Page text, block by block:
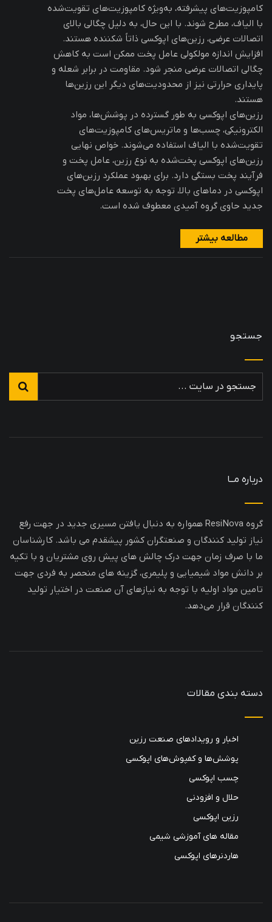
کامپوزیت‌های پیشرفته، به‌ویژه کامپوزیت‌های تقویت‌شده
با الیاف، مطرح شوند. با این حال، به دلیل چگالی بالای
اتصالات عرضی، رزین‌های اپوکسی ذاتاً شکننده هستند.
افزایش اندازه مولکولی عامل پخت ممکن است به کاهش
چگالی اتصالات عرضی منجر شود. مقاومت در برابر شعله و
پایداری حرارتی نیز از محدودیت‌های دیگر این رزین‌ها
هستند.
رزین‌های اپوکسی به طور گسترده در پوشش‌ها، مواد
الکترونیکی، چسب‌ها و ماتریس‌های کامپوزیت‌های
تقویت‌شده با الیاف استفاده می‌شوند. خواص نهایی
رزین‌های اپوکسی پخت‌شده به نوع رزین، عامل پخت و
فرآیند پخت بستگی دارد. برای بهبود عملکرد رزین‌های
اپوکسی در دماهای بالا، توجه به توسعه عامل‌های پخت
جدید حاوی گروه آمیدی معطوف شده است.
مطالعه بیشتر
جستجو
درباره مــا
گروه ResiNova همواره به دنبال یافتن مسیری جدید در جهت رفع
نیاز تولید کنندگان و صنعتگران کشور پیشقدم می باشد. کارشناسان
ما با صرف زمان جهت درک چالش های پیش روی مشتریان و با تکیه
بر دانش مواد شیمیایی و پلیمری، گزینه های منحصر به فردی جهت
تامین مواد اولیه با توجه به نیازهای آن صنعت در اختیار تولید
کنندگان قرار می‌دهد.
دسته بندی مقالات
اخبار و رویدادهای صنعت رزین
پوشش‌ها و کفپوش‌های اپوکسی
چسب اپوکسی
حلال و افزودنی
رزین اپوکسی
مقاله های آموزشی شیمی
هاردنرهای اپوکسی